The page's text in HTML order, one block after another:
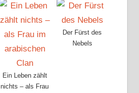
Ein Leben zählt
nichts – als Frau
Der Fürst des
Nebels